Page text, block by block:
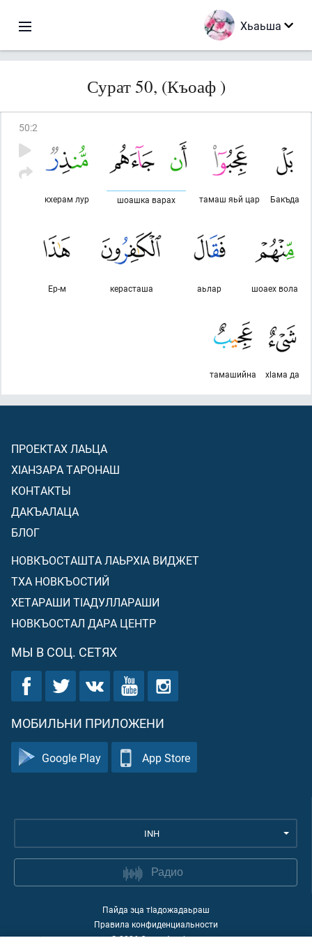
Хьаьша
Сурат 50, (Къоаф )
50:2
Бакъда
тамаш яьй цар
шоашка варах
кхерам лур
шоаех вола
аьлар
керасташа
Ер-м
хlама да
тамашийна
ПРОЕКТАХ ЛАЬЦА
ХIАНЗАРА ТАРОНАШ
КОНТАКТЫ
ДАКЪАЛАЦА
БЛОГ
НОВКЪОСТАШТА ЛАЬРХIА ВИДЖЕТ
ТХА НОВКЪОСТИЙ
ХЕТАРАШИ ТIАДУЛЛАРАШИ
НОВКЪОСТАЛ ДАРА ЦЕНТР
МЫ В СОЦ. СЕТЯХ
МОБИЛЬНИ ПРИЛОЖЕНИ
Google Play App Store
INH
Радио
Пайда эца тIадожадаьраш
Правила конфиденциальности